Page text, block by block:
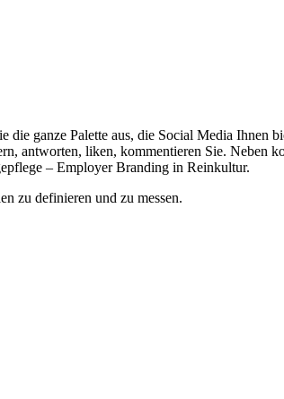
ganze Palette aus, die Social Media Ihnen
antworten, liken, kommentieren Sie. Neben
– Employer Branding in Reinkultur.
zu definieren und zu messen.